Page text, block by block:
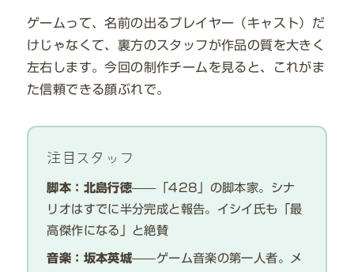
ゲームって、名前の出るプレイヤー（キャスト）だ
けじゃなくて、裏方のスタッフが作品の質を大きく
左右します。今回の制作チームを見ると、これがま
た信頼できる顔ぶれで。
注目スタッフ
脚本：北島行徳——「428」の脚本家。シナ
リオはすでに半分完成と報告。イシイ氏も「最
高傑作になる」と絶賛
音楽：坂本英城——ゲーム音楽の第一人者。メ